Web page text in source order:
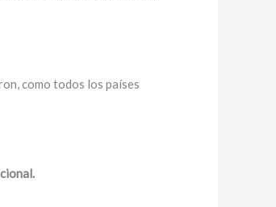
como todos los países